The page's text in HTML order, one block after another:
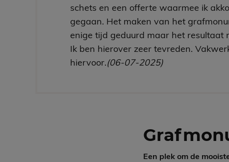
schets en een offerte waarmee ik
gegaan. Het maken van het
enige tijd geduurd maar het resultaat
Ik ben hierover zeer tevreden.
hiervoor.(06-07-2025)
Een plek om de